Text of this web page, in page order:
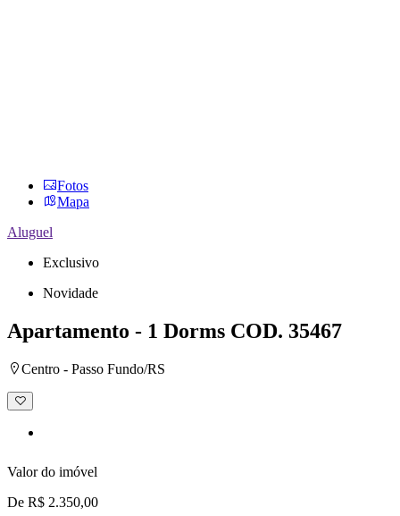
Fotos
Mapa
Aluguel
Exclusivo
Novidade
Apartamento - 1 Dorms COD. 35467
Centro - Passo Fundo/RS
Adicionar
à
Valor do imóvel
De R$ 2.350,00